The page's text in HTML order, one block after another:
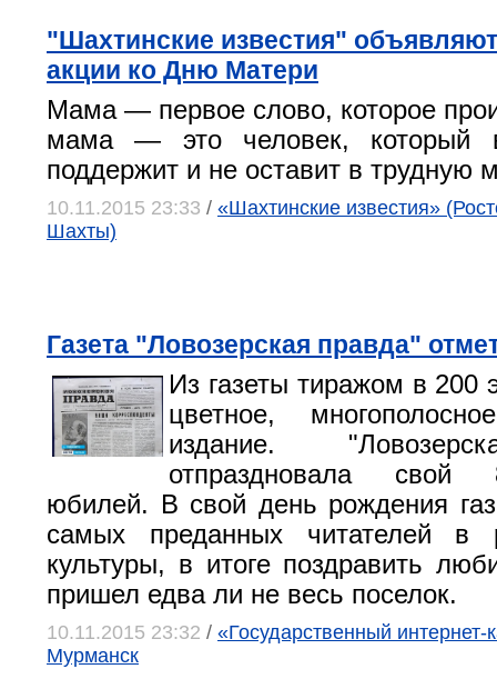
"Шахтинские известия"
акции ко Дню Матери
Мама — первое слово, которое
мама — это человек, который
поддержит и не оставит в трудную
10.11.2015 23:33 / «Шахтинские известия»
Шахты)
Газета "Ловозерская правда"
Из газеты тиражом в 200
цветное,
издание.
отпраздновала свой
юбилей. В свой день рождения
самых преданных читателей в
культуры, в итоге поздравить
пришел едва ли не весь поселок.
10.11.2015 23:32 / «Государственный интернет-
Мурманск